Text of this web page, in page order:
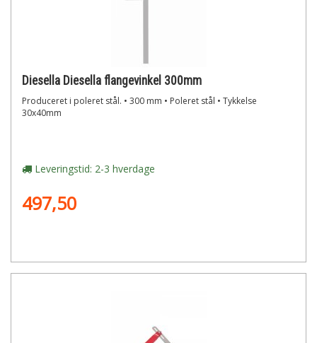
Diesella Diesella flangevinkel 300mm
Produceret i poleret stål. • 300 mm • Poleret stål • Tykkelse
30x40mm
Leveringstid: 2-3 hverdage
497,50